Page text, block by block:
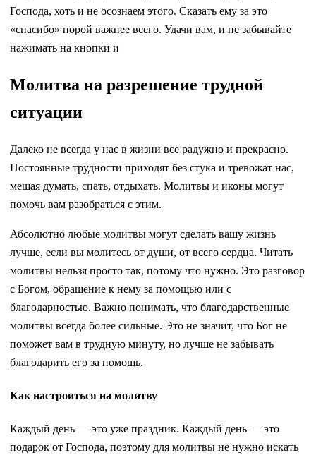
Господа, хоть и не осознаем этого. Сказать ему за это
«спасибо» порой важнее всего. Удачи вам, и не забывайте
нажимать на кнопки и
Молитва на разрешение трудной
ситуации
Далеко не всегда у нас в жизни все радужно и прекрасно.
Постоянные трудности приходят без стука и тревожат нас,
мешая думать, спать, отдыхать. Молитвы и иконы могут
помочь вам разобраться с этим.
Абсолютно любые молитвы могут сделать вашу жизнь
лучше, если вы молитесь от души, от всего сердца. Читать
молитвы нельзя просто так, потому что нужно. Это разговор
с Богом, обращение к нему за помощью или с
благодарностью. Важно понимать, что благодарственные
молитвы всегда более сильные. Это не значит, что Бог не
поможет вам в трудную минуту, но лучше не забывать
благодарить его за помощь.
Как настроиться на молитву
Каждый день — это уже праздник. Каждый день — это
подарок от Господа, поэтому для молитвы не нужно искать